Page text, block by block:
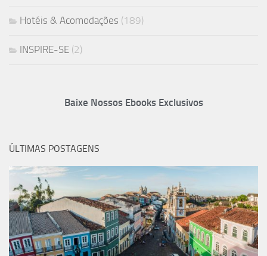
Hotéis & Acomodações (189)
INSPIRE-SE (2)
Baixe Nossos Ebooks Exclusivos
ÚLTIMAS POSTAGENS